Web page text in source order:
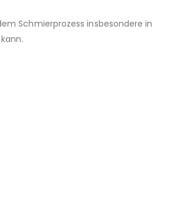
Schmierprozess insbesondere in